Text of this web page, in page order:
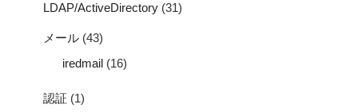
LDAP/ActiveDirectory (31)
メール (43)
iredmail (16)
認証 (1)